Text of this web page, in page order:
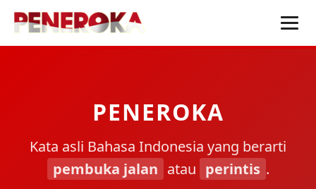
PENEROKA
Kata asli Bahasa Indonesia yang berarti
pembuka jalan atau perintis .